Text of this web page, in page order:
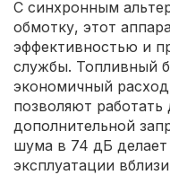
С синхронным
обмотку, этот
эффективностью и
службы. Топливный
экономичный
позволяют работать
дополнительной
шума в 74 дБ делает
эксплуатации